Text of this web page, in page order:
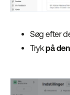
Søg efter
Trykpå